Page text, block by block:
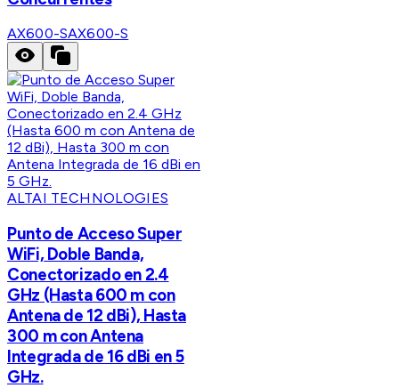
AX600-SAX600-S
ALTAI TECHNOLOGIES
Punto de Acceso Super
WiFi, Doble Banda,
Conectorizado en 2.4
GHz (Hasta 600 m con
Antena de 12 dBi), Hasta
300 m con Antena
Integrada de 16 dBi en 5
GHz.